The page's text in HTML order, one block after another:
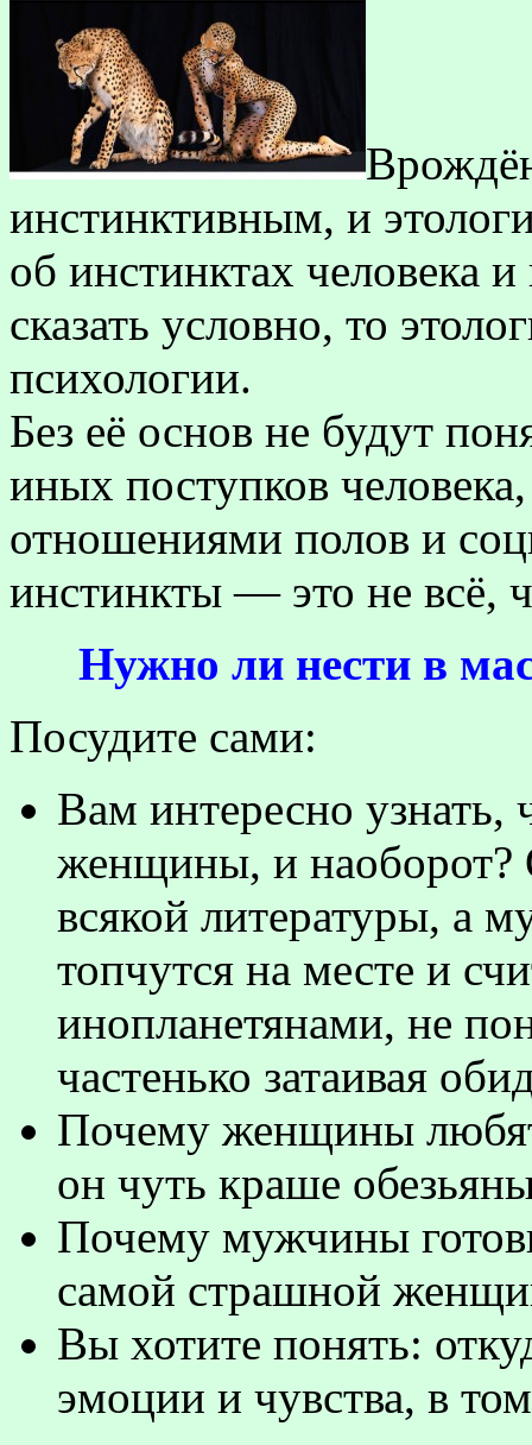
инстинктивным, и
об инстинктах человека
сказать условно, то
психологии.
Без её основ не будут
иных поступков
отношениями полов и
инстинкты — это не всё,
Нужно ли нести в
Посудите сами:
Вам интересно узнать,
женщины, и наоборот?
всякой литературы, а
топчутся на месте и
инопланетянами, не
частенько затаивая
Почему женщины
он чуть краше
Почему мужчины
самой страшной
Вы хотите понять:
эмоции и чувства, в